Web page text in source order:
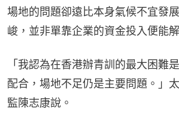
場地的問題卻遠比本身氣候不宜發
峻，並非單靠企業的資金投入便能解
「我認為在香港辦青訓的最大困難
配合，場地不足仍是主要問題。」
監陳志康說。